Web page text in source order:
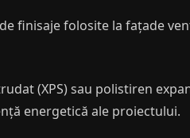
finisaje folosite la fațade
(XPS) sau polistiren
energetică ale proiectului.